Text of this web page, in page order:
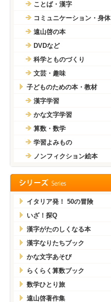
ことば・漢字
コミュニケーション・身体
遠山啓の本
DVDなど
科学とものづくり
文芸・趣味
子どものための本・教材
漢字学習
かな文字学習
算数・数学
学習よみもの
ノンフィクション絵本
イタリア発！ 50の冒険
いざ！探Q
漢字がたのしくなる本
漢字なりたちブック
かな文字あそび
らくらく算数ブック
数学ひとり旅
遠山啓著作集